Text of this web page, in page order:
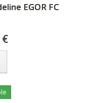
EGOR FC